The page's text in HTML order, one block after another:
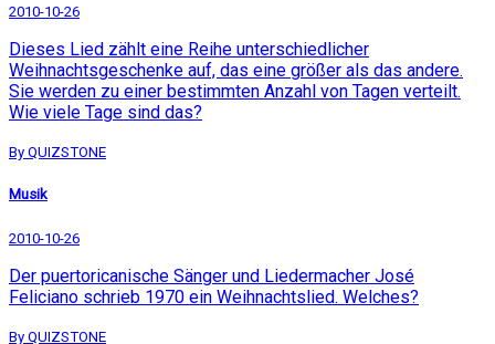
2010-10-26
Dieses Lied zählt eine Reihe unterschiedlicher
Weihnachtsgeschenke auf, das eine größer als das andere.
Sie werden zu einer bestimmten Anzahl von Tagen verteilt.
Wie viele Tage sind das?
By QUIZSTONE
Musik
2010-10-26
Der puertoricanische Sänger und Liedermacher José
Feliciano schrieb 1970 ein Weihnachtslied. Welches?
By QUIZSTONE